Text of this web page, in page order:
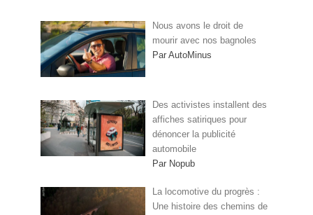
Nous avons le droit de
mourir avec nos bagnoles
Par AutoMinus
Des activistes installent des
affiches satiriques pour
dénoncer la publicité
automobile
Par Nopub
La locomotive du progrès :
Une histoire des chemins de